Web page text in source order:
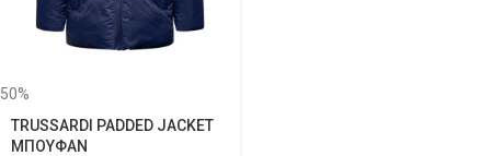
50%
TRUSSARDI PADDED JACKET
ΜΠΟΥΦΑΝ